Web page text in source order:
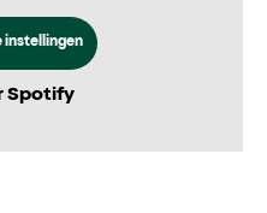
instellingen
Spotify